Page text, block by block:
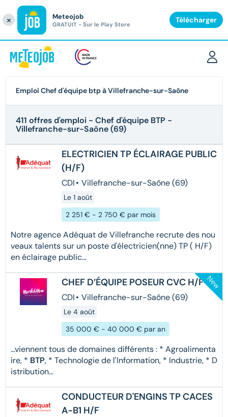
Emploi Chef d'équipe btp à Villefranche-sur-Saône
411 offres d'emploi - Chef d'équipe BTP -
Villefranche-sur-Saône (69)
ELECTRICIEN TP ÉCLAIRAGE PUBLIC
(H/F)
CDI• Villefranche-sur-Saône (69)
Le 1 août
2 251 € - 2 750 € par mois
Notre agence Adéquat de Villefranche recrute des nou
veaux talents sur un poste d'électricien(nne) TP ( H/F)
en éclairage public...
CHEF D’ÉQUIPE POSEUR CVC H/F
CDI• Villefranche-sur-Saône (69)
Le 4 août
35 000 € - 40 000 € par an
...viennent tous de domaines différents : * Agroalimenta
ire, * BTP, * Technologie de l'Information, * Industrie, * D
istribution...
New
CONDUCTEUR D'ENGINS TP CACES
A-B1 H/F
×Fermer Meteojob
GRATUIT - Sur le Play Store Télécharger